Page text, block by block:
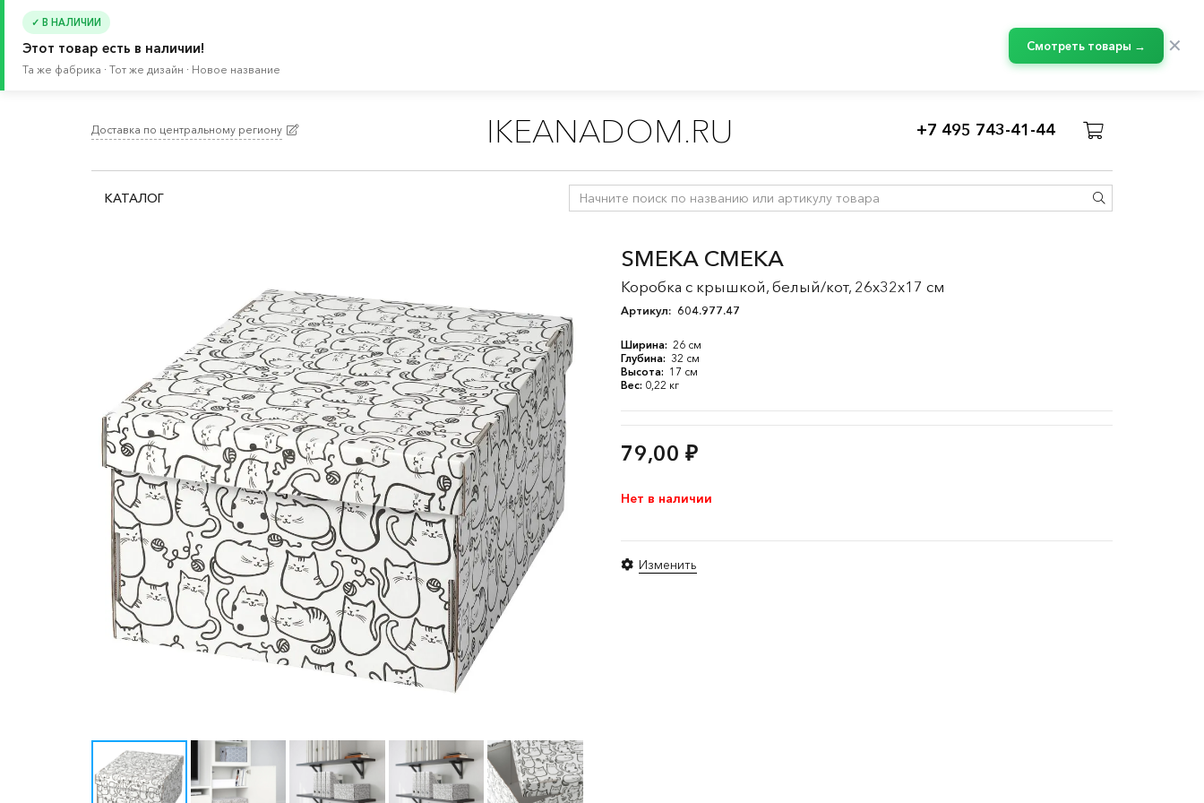
✓ В НАЛИЧИИ
Этот товар есть в наличии!
Та же фабрика · Тот же дизайн · Новое название
Смотреть товары → ✕
Доставка по центральному региону IKEANADOM.RU +7 495 743-41-44
КАТАЛОГ
SMEKA СМЕКА
Коробка с крышкой, белый/кот, 26x32x17 см
Артикул: 604.977.47
Ширина: 26 см
Глубина: 32 см
Высота: 17 см
Вес: 0,22 кг
79,00 ₽
Нет в наличии
Изменить